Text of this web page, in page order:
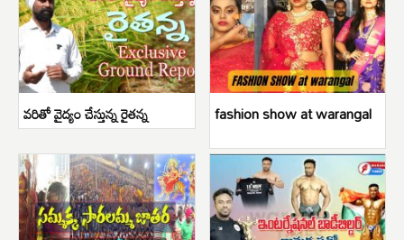
వరితో వైద్యం చేస్తున్న రైతన్న fashion show at warangal